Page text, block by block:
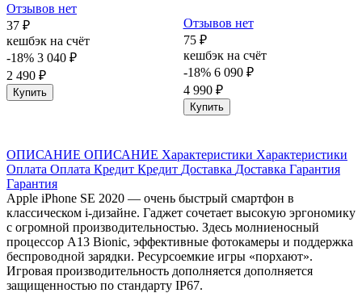
Отзывов нет
37 ₽
кешбэк на счёт
-18% 3 040 ₽
2 490 ₽
Купить
Отзывов нет
75 ₽
кешбэк на счёт
-18% 6 090 ₽
4 990 ₽
Купить
ОПИСАНИЕ ОПИСАНИЕ Характеристики Характеристики
Оплата Оплата Кредит Кредит Доставка Доставка Гарантия
Гарантия
Apple iPhone SE 2020 — очень быстрый смартфон в
классическом i-дизайне. Гаджет сочетает высокую эргономику
с огромной производительностью. Здесь молниеносный
процессор А13 Bionic, эффективные фотокамеры и поддержка
беспроводной зарядки. Ресурсоемкие игры «порхают».
Игровая производительность дополняется дополняется
защищенностью по стандарту IP67.